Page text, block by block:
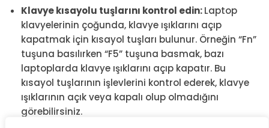
Klavye kısayolu tuşlarını kontrol edin:Laptop
klavyelerinin çoğunda, klavye ışıklarını açıp
kapatmak için kısayol tuşları bulunur. Örneğin “Fn”
tuşuna basılırken “F5” tuşuna basmak, bazı
laptoplarda klavye ışıklarını açıp kapatır. Bu
kısayol tuşlarının işlevlerini kontrol ederek, klavye
ışıklarının açık veya kapalı olup olmadığını
görebilirsiniz.